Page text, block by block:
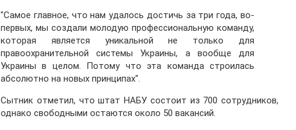
"Самое главное, что нам удалось достичь за три года, во-
первых, мы создали молодую профессиональную команду,
которая является уникальной не только для
правоохранительной системы Украины, а вообще для
Украины в целом. Потому что эта команда строилась
абсолютно на новых принципах".
Сытник отметил, что штат НАБУ состоит из 700 сотрудников,
однако свободными остаются около 50 вакансий.